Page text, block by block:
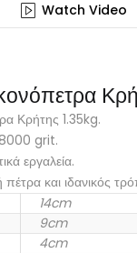
Watch Video
Κρήτης 1.35kg.
grit.
εργαλεία.
πέτρα και ιδανικός
14cm
9cm
4cm